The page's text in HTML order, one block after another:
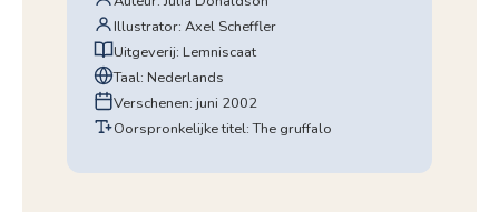
Illustrator: Axel Scheffler
Uitgeverij: Lemniscaat
Taal: Nederlands
Verschenen: juni 2002
Oorspronkelijke titel: The gruffalo